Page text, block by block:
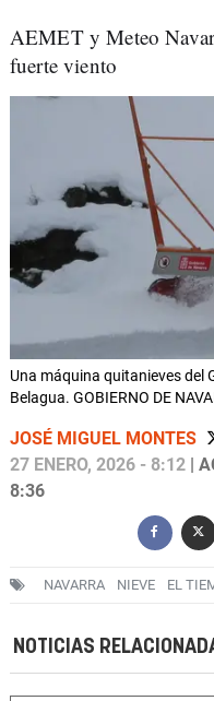
AEMET y Meteo
fuerte viento
Una máquina quitanieves del
Belagua. GOBIERNO DE
JOSÉ MIGUEL MONTES
27 ENERO, 2026 - 8:12 |
8:36
NAVARRA NIEVE EL
NOTICIAS